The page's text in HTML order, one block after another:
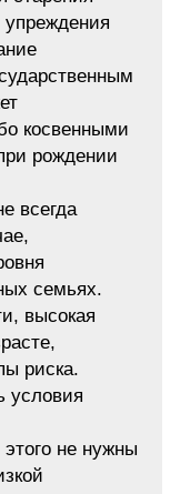
косвенными
рождении
всегда
семьях.
высокая
риска.
условия
не нужны